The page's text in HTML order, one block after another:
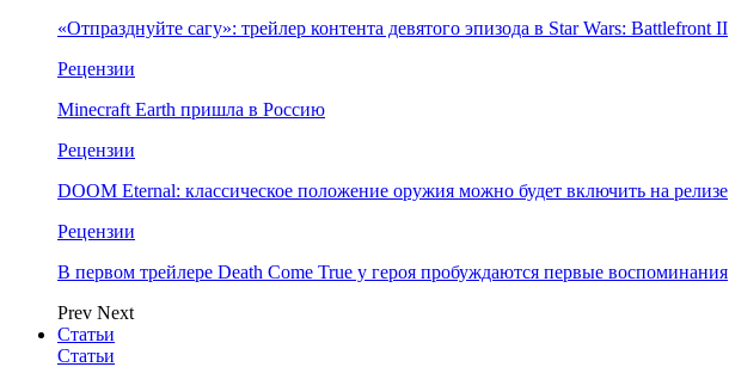
«Отпразднуйте сагу»: трейлер контента девятого эпизода в Star Wars: Battlefront II
Рецензии
Minecraft Earth пришла в Россию
Рецензии
DOOM Eternal: классическое положение оружия можно будет включить на релизе
Рецензии
В первом трейлере Death Come True у героя пробуждаются первые воспоминания
Prev Next
Статьи
Статьи